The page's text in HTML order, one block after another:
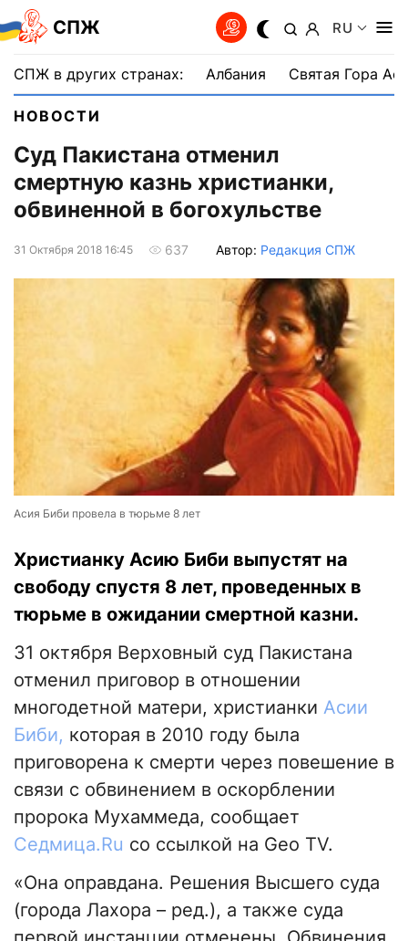
СПЖ RU
СПЖ в других странах: Албания Святая Гора
НОВОСТИ
Суд Пакистана отменил
смертную казнь христианки,
обвиненной в богохульстве
31 Октября 2018 16:45 637 Автор: Редакция СПЖ
Асия Биби провела в тюрьме 8 лет
Христианку Асию Биби выпустят на
свободу спустя 8 лет, проведенных в
тюрьме в ожидании смертной казни.
31 октября Верховный суд Пакистана
отменил приговор в отношении
многодетной матери, христианки Асии
Биби, которая в 2010 году была
приговорена к смерти через повешение в
связи с обвинением в оскорблении
пророка Мухаммеда, сообщает
Седмица.Ru со ссылкой на Geo TV.
«Она оправдана. Решения Высшего суда
(города Лахора – ред.), а также суда